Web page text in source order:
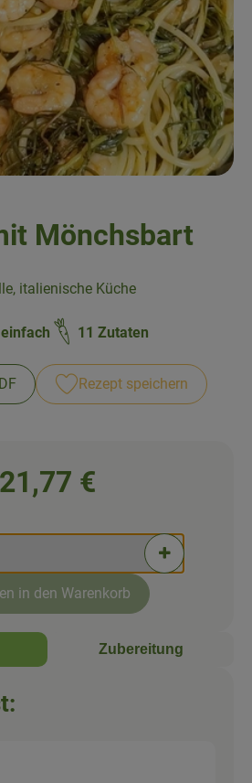
Mönchsbart
italienische Küche
einfach 11 Zutaten
Rezept speichern
21,77 €
(aktuell 2 PortionenPortionen
in den Warenkorb
Zubereitung